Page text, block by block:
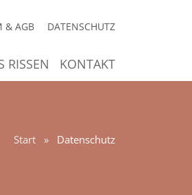
& AGB DATENSCHUTZ
RISSEN KONTAKT
Start » Datenschutz